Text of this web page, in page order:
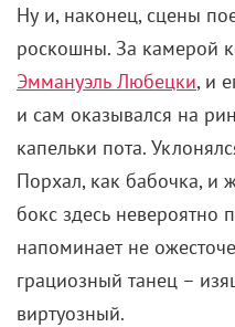
Ну и, наконец, сцены
роскошны. За камерой
Эммануэль Любецки, и
и сам оказывался на
капельки пота.
Порхал, как бабочка, и
бокс здесь невероятно
напоминает не
грациозный танец –
виртуозный.